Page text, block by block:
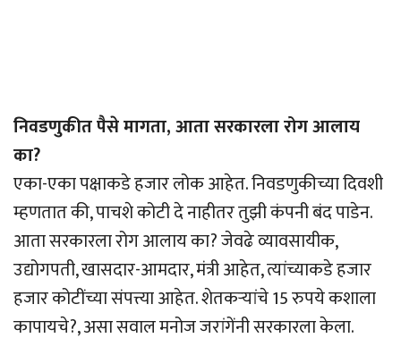
निवडणुकीत पैसे मागता, आता सरकारला रोग आलाय
का?
एका-एका पक्षाकडे हजार लोक आहेत. निवडणुकीच्या दिवशी
म्हणतात की, पाचशे कोटी दे नाहीतर तुझी कंपनी बंद पाडेन.
आता सरकारला रोग आलाय का? जेवढे व्यावसायीक,
उद्योगपती, खासदार-आमदार, मंत्री आहेत, त्यांच्याकडे हजार
हजार कोटींच्या संपत्त्या आहेत. शेतकर्‍यांचे 15 रुपये कशाला
कापायचे?, असा सवाल मनोज जरांगेंनी सरकारला केला.